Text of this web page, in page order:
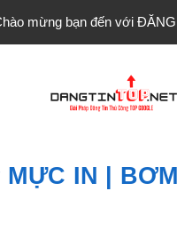
mừng bạn đến với
MỰC IN |